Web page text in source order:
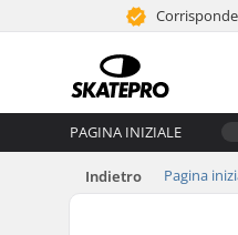
PAGINA INIZIALE
Indietro Pagina